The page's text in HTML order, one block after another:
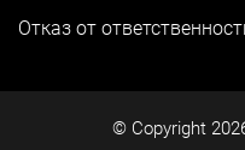
Отказ от
© Copyright